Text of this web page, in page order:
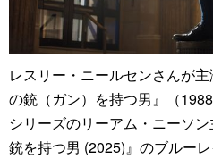
レスリー・ニールセンさんが
の銃（ガン）を持つ男』（
シリーズのリーアム・ニーソ
銃を持つ男 (2025)』のブルー